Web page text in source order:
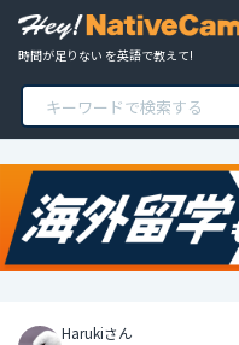
時間が足りない を英語で教えて!
Harukiさん